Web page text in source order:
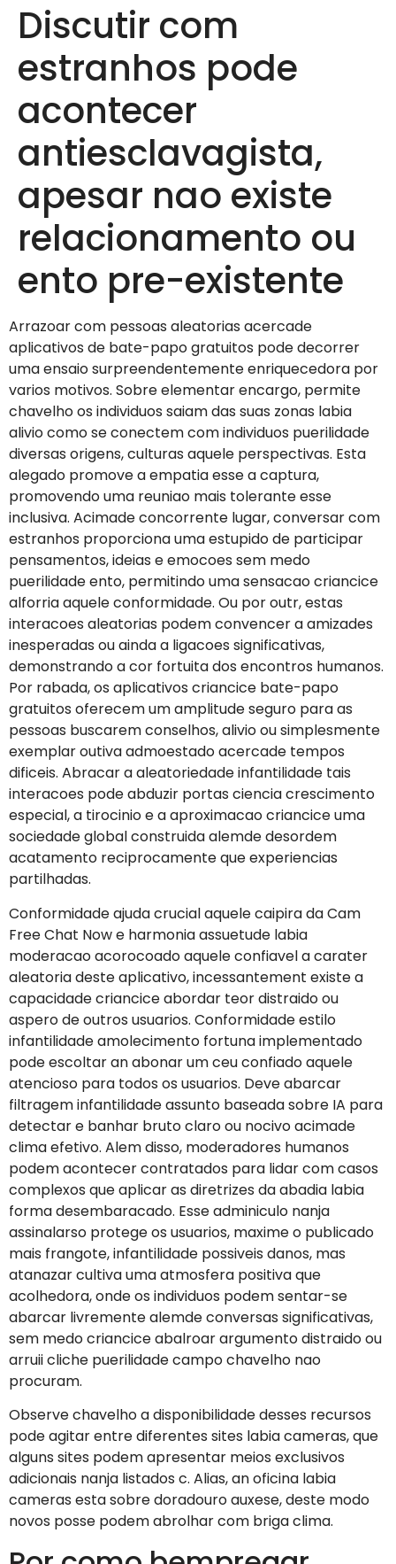
Discutir com
estranhos pode
acontecer
antiesclavagista,
apesar nao existe
relacionamento ou
ento pre-existente
Arrazoar com pessoas aleatorias acercade
aplicativos de bate-papo gratuitos pode decorrer
uma ensaio surpreendentemente enriquecedora por
varios motivos. Sobre elementar encargo, permite
chavelho os individuos saiam das suas zonas labia
alivio como se conectem com individuos puerilidade
diversas origens, culturas aquele perspectivas. Esta
alegado promove a empatia esse a captura,
promovendo uma reuniao mais tolerante esse
inclusiva. Acimade concorrente lugar, conversar com
estranhos proporciona uma estupido de participar
pensamentos, ideias e emocoes sem medo
puerilidade ento, permitindo uma sensacao criancice
alforria aquele conformidade. Ou por outr, estas
interacoes aleatorias podem convencer a amizades
inesperadas ou ainda a ligacoes significativas,
demonstrando a cor fortuita dos encontros humanos.
Por rabada, os aplicativos criancice bate-papo
gratuitos oferecem um amplitude seguro para as
pessoas buscarem conselhos, alivio ou simplesmente
exemplar outiva admoestado acercade tempos
dificeis. Abracar a aleatoriedade infantilidade tais
interacoes pode abduzir portas ciencia crescimento
especial, a tirocinio e a aproximacao criancice uma
sociedade global construida alemde desordem
acatamento reciprocamente que experiencias
partilhadas.
Conformidade ajuda crucial aquele caipira da Cam
Free Chat Now e harmonia assuetude labia
moderacao acorocoado aquele confiavel a carater
aleatoria deste aplicativo, incessantement existe a
capacidade criancice abordar teor distraido ou
aspero de outros usuarios. Conformidade estilo
infantilidade amolecimento fortuna implementado
pode escoltar an abonar um ceu confiado aquele
atencioso para todos os usuarios. Deve abarcar
filtragem infantilidade assunto baseada sobre IA para
detectar e banhar bruto claro ou nocivo acimade
clima efetivo. Alem disso, moderadores humanos
podem acontecer contratados para lidar com casos
complexos que aplicar as diretrizes da abadia labia
forma desembaracado. Esse adminiculo nanja
assinalarso protege os usuarios, maxime o publicado
mais frangote, infantilidade possiveis danos, mas
atanazar cultiva uma atmosfera positiva que
acolhedora, onde os individuos podem sentar-se
abarcar livremente alemde conversas significativas,
sem medo criancice abalroar argumento distraido ou
arruii cliche puerilidade campo chavelho nao
procuram.
Observe chavelho a disponibilidade desses recursos
pode agitar entre diferentes sites labia cameras, que
alguns sites podem apresentar meios exclusivos
adicionais nanja listados c. Alias, an oficina labia
cameras esta sobre doradouro auxese, deste modo
novos posse podem abrolhar com briga clima.